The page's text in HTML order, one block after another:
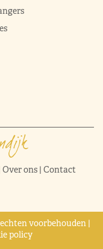
Over ons| Contact
voorbehouden |
policy